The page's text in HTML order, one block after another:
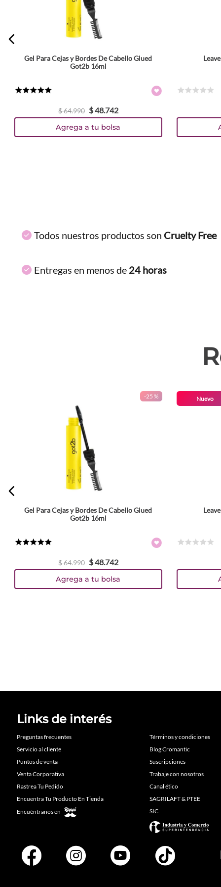
Gel Para Cejas y Bordes De Cabello Glued
Got2b 16ml
$64.990 $48.742
Agrega a tu bolsa
Todos nuestros productos son Cruelty Free
Entregas en menos de 24 horas
-25 %
Gel Para Cejas y Bordes De Cabello Glued
Got2b 16ml
$64.990 $48.742
Agrega a tu bolsa
Nuevo
Links de interés
Preguntas frecuentes
Servicio al cliente
Puntos de venta
Venta Corporativa
Rastrea Tu Pedido
Encuentra Tu Producto En Tienda
Encuéntranos en
Términos y condiciones
Blog Cromantic
Suscripciones
Trabaje con nosotros
Canal ético
SAGRILAFT & PTEE
SIC